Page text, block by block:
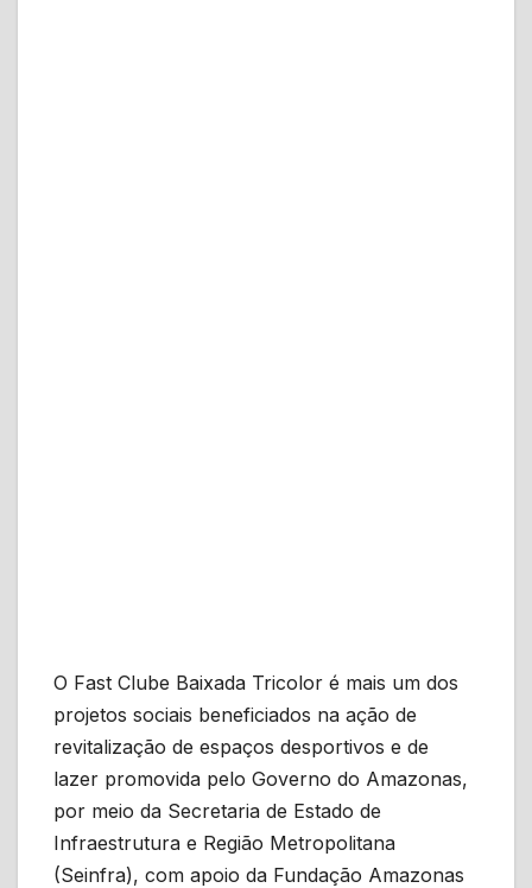
O Fast Clube Baixada Tricolor é mais um dos
projetos sociais beneficiados na ação de
revitalização de espaços desportivos e de
lazer promovida pelo Governo do Amazonas,
por meio da Secretaria de Estado de
Infraestrutura e Região Metropolitana
(Seinfra), com apoio da Fundação Amazonas